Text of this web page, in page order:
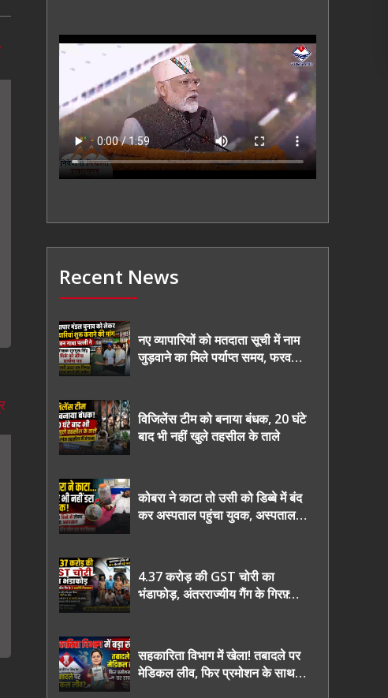
Recent News
नए व्यापारियों को मतदाता सूची में नाम
जुड़वाने का मिले पर्याप्त समय, फरवरी
विजिलेंस टीम को बनाया बंधक, 20 घंटे
बाद भी नहीं खुले तहसील के ताले
कोबरा ने काटा तो उसी को डिब्बे में बंद
कर अस्पताल पहुंचा युवक, अस्पताल में
4.37 करोड़ की GST चोरी का
भंडाफोड़, अंतरराज्यीय गैंग के गिरफ़्तार
सहकारिता विभाग में खेला! तबादले पर
मेडिकल लीव, फिर प्रमोशन के साथ